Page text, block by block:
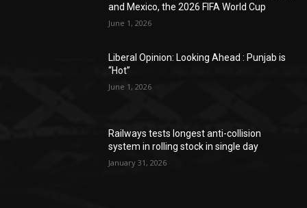
and Mexico, the 2026 FIFA World Cup
June 1, 2026
Liberal Opinion: Looking Ahead : Punjab is
“Hot”
June 1, 2026
Railways tests longest anti-collision
system in rolling stock in single day
January 31, 2026